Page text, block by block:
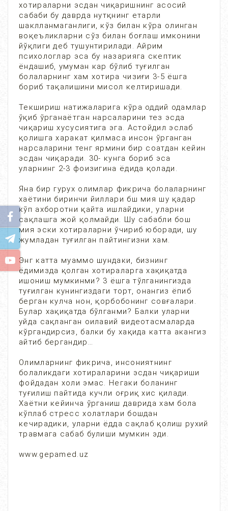
хотираларни эсдан чиқаришнинг асосий
сабаби бу даврда нутқнинг етарли
шаклланмаганлиги, кўз билан кўра олинган
воқеъликларни сўз билан боғлаш имконини
йўқлиги деб тушунтирилади. Айрим
психологлар эса бу назарияга скептик
ёндашиб, умуман кар бўлиб туғилган
болаларнинг хам хотира чизиғи 3-5 ёшга
бориб тақалишини мисол келтиришади.
Текшириш натижаларига кўра оддий одамлар
ўқиб ўрганаётган нарсаларини тез эсда
чиқариш хусусиятига эга. Астойдил эслаб
қолишга харакат қилмаса инсон ўрганган
нарсаларини тенг ярмини бир соатдан кейин
эсдан чиқаради. 30- кунга бориб эса
уларнинг 2-3 фоизигина ёдида қолади.
Яна бир гурух олимлар фикрича болаларнинг
хаётини биринчи йиллари бш мия шу қадар
кўп ахборотни қайта ишлайдики, уларни
сақлашга жой қолмайди. Шу сабабли бош
мия эски хотираларни ўчириб юборади, шу
жумладан туғилган пайтингизни хам.
Энг катта муаммо шундаки, бизнинг
ёдимизда қолган хотираларга хақиқатда
ишониш мумкинми? 3 ёшга тўлганингизда
туғилган кунингиздаги торт, онангиз ёпиб
берган кулча нон, қорбобонинг совғалари.
Булар хақиқатда бўлганми? Балки уларни
уйда сақланган оилавий видеотасмаларда
кўргандирсиз, балки бу хақида катта акангиз
айтиб бергандир…
Олимларнинг фикрича, инсониятнинг
болаликдаги хотираларини эсдан чиқариши
фойдадан холи эмас. Негаки боланинг
туғилиш пайтида кучли оғриқ хис қилади.
Хаётни кейинча ўрганиш даврида хам бола
кўплаб стресс холатлари бошдан
кечирадики, уларни ёдда сақлаб қолиш рухий
травмага сабаб булиши мумкин эди.
www.gepamed.uz